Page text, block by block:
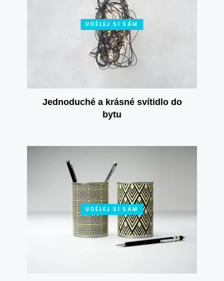
UDĚLEJ SI SÁM
Jednoduché a krásné svítidlo do
bytu
UDĚLEJ SI SÁM